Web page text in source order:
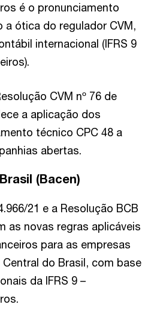
é o pronunciamento
a ótica do regulador CVM,
internacional (IFRS 9
CVM nº 76 de
a aplicação dos
técnico CPC 48 a
abertas.
(Bacen)
21 e a Resolução BCB
as novas regras aplicáveis
para as empresas
do Brasil, com base
da IFRS 9 –